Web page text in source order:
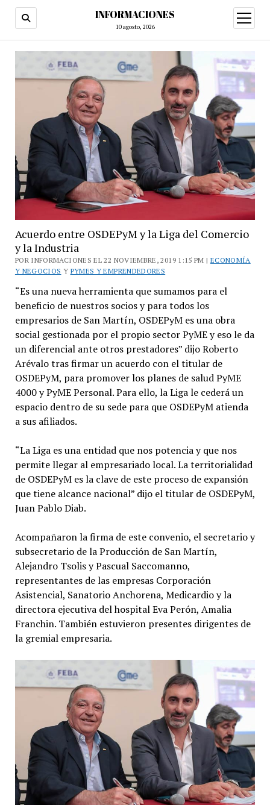
INFORMACIONES
10 agosto, 2026
abrir
menú
Acuerdo entre OSDEPyM y la Liga del Comercio
y la Industria
POR INFORMACIONES EL 22 NOVIEMBRE, 2019 1:15 PM | ECONOMÍA
Y NEGOCIOS Y PYMES Y EMPRENDEDORES
“Es una nueva herramienta que sumamos para el
beneficio de nuestros socios y para todos los
empresarios de San Martín, OSDEPyM es una obra
social gestionada por el propio sector PyME y eso le da
un diferencial ante otros prestadores” dijo Roberto
Arévalo tras firmar un acuerdo con el titular de
OSDEPyM, para promover los planes de salud PyME
4000 y PyME Personal. Para ello, la Liga le cederá un
espacio dentro de su sede para que OSDEPyM atienda
a sus afiliados.
“La Liga es una entidad que nos potencia y que nos
permite llegar al empresariado local. La territorialidad
de OSDEPyM es la clave de este proceso de expansión
que tiene alcance nacional” dijo el titular de OSDEPyM,
Juan Pablo Diab.
Acompañaron la firma de este convenio, el secretario y
subsecretario de la Producción de San Martín,
Alejandro Tsolis y Pascual Saccomanno,
representantes de las empresas Corporación
Asistencial, Sanatorio Anchorena, Medicardio y la
directora ejecutiva del hospital Eva Perón, Amalia
Franchin. También estuvieron presentes dirigentes de
la gremial empresaria.